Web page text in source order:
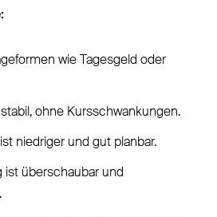
wie Tagesgeld oder
ohne Kursschwankungen.
niedriger und gut planbar.
ist überschaubar und